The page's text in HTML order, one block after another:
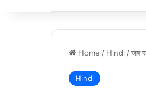
Home / Hindi /जब
Hindi